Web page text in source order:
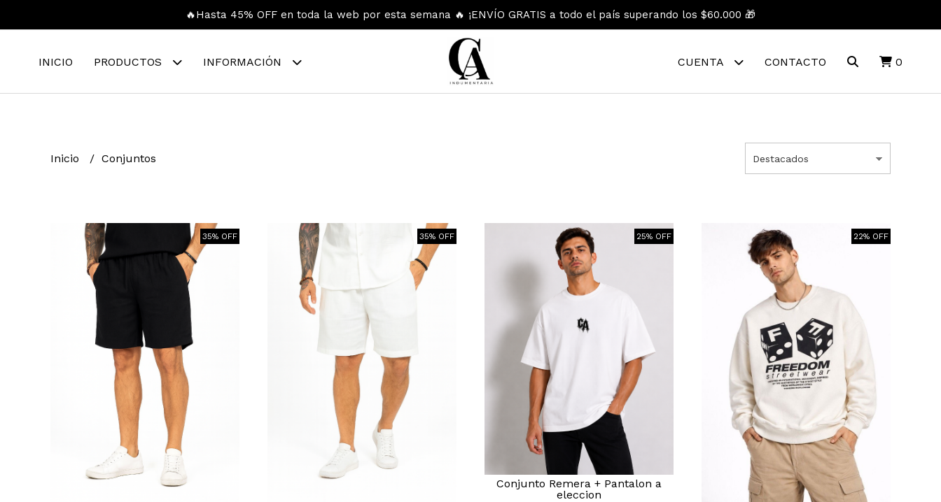
🔥Hasta 45% OFF en toda la web por esta semana 🔥 ¡ENVÍO GRATIS a todo el país superando los $60.000 🎁
INICIO PRODUCTOS INFORMACIÓN CUENTA CONTACTO 0
Inicio Conjuntos
35% OFF 35% OFF 25% OFF
Conjunto Remera + Pantalon a
eleccion
22% OFF